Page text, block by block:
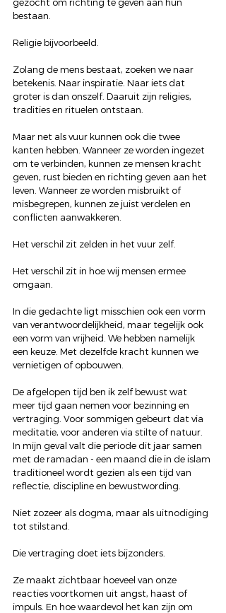
bestaan.
Religie bijvoorbeeld.
Zolang de mens bestaat, zoeken we naar
betekenis. Naar inspiratie. Naar iets dat
groter is dan onszelf. Daaruit zijn religies,
tradities en rituelen ontstaan.
Maar net als vuur kunnen ook die twee
kanten hebben. Wanneer ze worden ingezet
om te verbinden, kunnen ze mensen kracht
geven, rust bieden en richting geven aan het
leven. Wanneer ze worden misbruikt of
misbegrepen, kunnen ze juist verdelen en
conflicten aanwakkeren.
Het verschil zit zelden in het vuur zelf.
Het verschil zit in hoe wij mensen ermee
omgaan.
In die gedachte ligt misschien ook een vorm
van verantwoordelijkheid, maar tegelijk ook
een vorm van vrijheid. We hebben namelijk
een keuze. Met dezelfde kracht kunnen we
vernietigen of opbouwen.
De afgelopen tijd ben ik zelf bewust wat
meer tijd gaan nemen voor bezinning en
vertraging. Voor sommigen gebeurt dat via
meditatie, voor anderen via stilte of natuur.
In mijn geval valt die periode dit jaar samen
met de ramadan - een maand die in de islam
traditioneel wordt gezien als een tijd van
reflectie, discipline en bewustwording.
Niet zozeer als dogma, maar als uitnodiging
tot stilstand.
Die vertraging doet iets bijzonders.
Ze maakt zichtbaar hoeveel van onze
reacties voortkomen uit angst, haast of
impuls. En hoe waardevol het kan zijn om